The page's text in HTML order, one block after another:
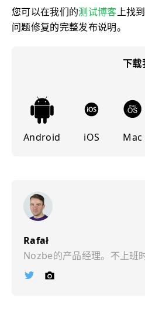
您可以在我们的测试博客上找
问题修复的完整发布说明。
下
Android iOS Mac
Rafał
Nozbe的产品经理。不上班
Ï ©